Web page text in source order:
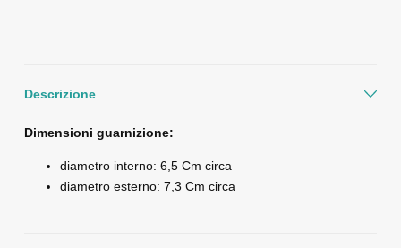
Descrizione
Dimensioni guarnizione:
diametro interno: 6,5 Cm circa
diametro esterno: 7,3 Cm circa